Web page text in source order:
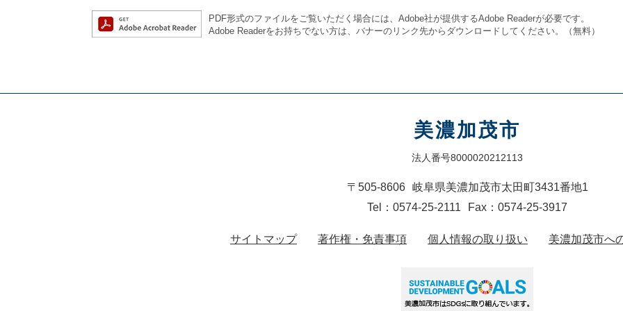
PDF形式のファイルをご覧いただく場合には、Adobe社が提供するAdobe Readerが必要です。
Adobe Readerをお持ちでない方は、バナーのリンク先からダウンロードしてください。（無料）
美濃加茂市
法人番号8000020212113
〒505-8606
岐阜県美濃加茂市太田町3431番地1
Tel：0574-25-2111
Fax：0574-25-3917
サイトマップ 著作権・免責事項 個人情報の取り扱い 美濃加茂市へ